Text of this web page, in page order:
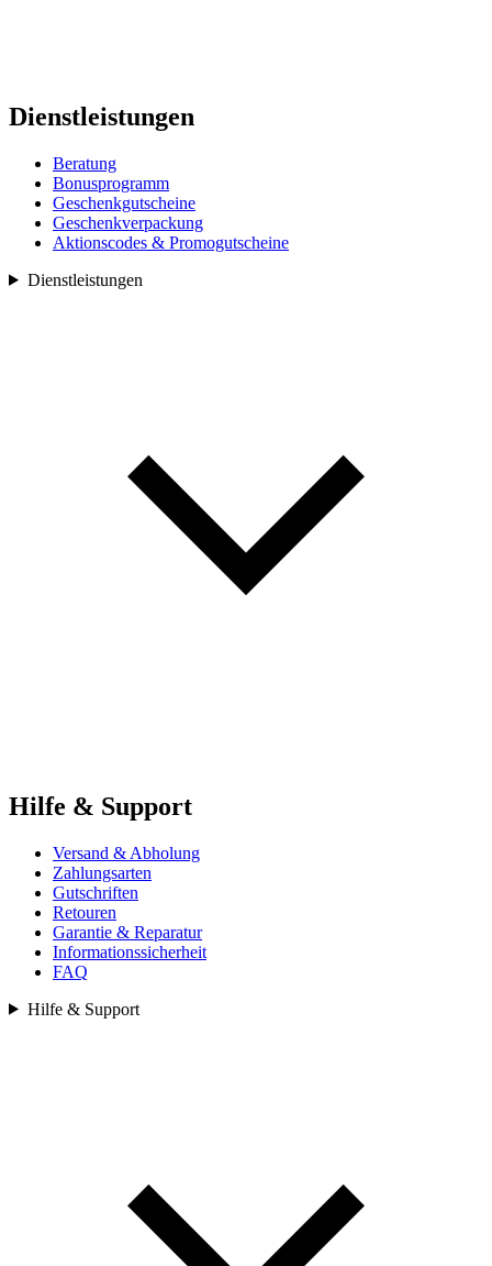
Dienstleistungen
Beratung
Bonusprogramm
Geschenkgutscheine
Geschenkverpackung
Aktionscodes & Promogutscheine
Dienstleistungen
Hilfe & Support
Versand & Abholung
Zahlungsarten
Gutschriften
Retouren
Garantie & Reparatur
Informationssicherheit
FAQ
Hilfe & Support